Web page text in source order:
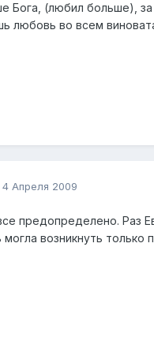
Бога, (любил больше),
любовь во всем
4 Апреля 2009
предопределено. Раз
могла возникнуть